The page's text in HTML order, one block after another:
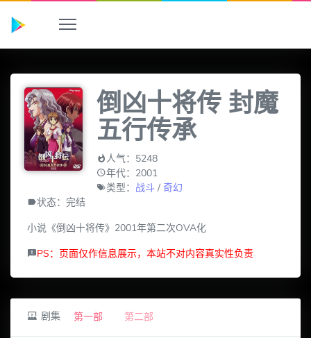
倒凶十将传 封魔
五行传承
人气：5248
年代：2001
类型： 战斗 / 奇幻
状态：完结
小说《倒凶十将传》2001年第二次OVA化
PS：页面仅作信息展示，本站不对内容真实性负责
剧集 第一部 第二部